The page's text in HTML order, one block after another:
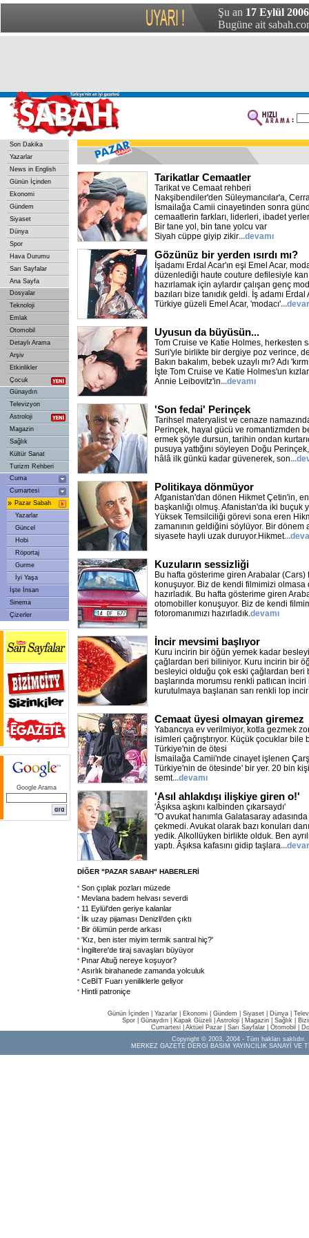
Şu an 17 Eylül
Bugüne ait
Son Dakika
Yazarlar
News in English
Günün İçinden
Ekonomi
Gündem
Siyaset
Dünya
Spor
Hava Durumu
Sarı Sayfalar
Ana Sayfa
Dosyalar
Teknoloji
Emlak
Otomobil
Detaylı Arama
Arşiv
Etkinlikler
Çocuk
Günaydın
Televizyon
Astroloji
Magazin
Sağlık
Kültür Sanat
Turizm Rehberi
Cuma
Cumartesi
» Pazar Sabah
Yazarlar
Güncel
Hobi
Röportaj
Gurme
İyi Yaşa
İşte İnsan
Sinema
Çizerler
Google Arama
Tarikatlar Cemaatler
Tarikat ve Cemaat rehberi
Nakşibendiler'den Süleymancılar'a,
İsmailağa Camii cinayetinden sonra
cemaatlerin farkları, liderleri, ibadet
Bir tane yol, bin tane yolcu var
Siyah cüppe giyip zikir...devamı
Gözünüz bir yerden ısırdı mı?
İşadamı Erdal Acar'ın eşi Emel Acar,
düzenlediği haute couture defilesiyle
hazırlamak için aylardır çalışan genç
bazıları bize tanıdık geldi. İş adamı Erdal
Türkiye güzeli Emel Acar, 'modacı'
Uyusun da büyüsün...
Tom Cruise ve Katie Holmes, herkesten
Suri'yle birlikte bir dergiye poz verince,
Bakın bakalım, bebek uzaylı mı? Adı
İşte Tom Cruise ve Katie Holmes'un
Annie Leibovitz'in...devamı
'Son fedai' Perinçek
Tarihsel materyalist ve cenaze
Perinçek, hayal gücü ve romantizmden
ermek şöyle dursun, tarihin ondan
pusuya yattığını söyleyen Doğu
hâlâ ilk günkü kadar güvenerek, son
Politikaya dönmüyor
Afganistan'dan dönen Hikmet Çetin'in,
başkanlığı olmuş. Afanistan'da iki buçuk
Yüksek Temsilciliği görevi sona eren
zamanının geldiğini söylüyor. Bir dönem
siyasete hayli uzak duruyor.Hikmet
Kuzuların sessizliği
Bu hafta gösterime giren Arabalar
konuşuyor. Biz de kendi filmimizi olmasa
hazırladık. Bu hafta gösterime giren
otomobiller konuşuyor. Biz de kendi
fotoromanımızı hazırladık.devamı
İncir mevsimi başlıyor
Kuru incirin bir öğün yemek kadar
çağlardan beri biliniyor. Kuru incirin bir
besleyici olduğu çok eski çağlardan beri
başlarında morumsu renkli patlıcan inciri
kurutulmaya başlanan sarı renkli lop incir
Cemaat üyesi olmayan giremez
Yabancıya ev verilmiyor, kotla gezmek
isimleri çağrıştırıyor. Küçük çocuklar bile
Türkiye'nin de ötesi
İsmailağa Camii'nde cinayet işlenen
Türkiye'nin de ötesinde' bir yer. 20 bin
semt...devamı
'Asıl ahlakdışı ilişkiye giren o!'
'Âşıksa aşkını kalbinden çıkarsaydı'
"O avukat hanımla Galatasaray adasında
çekmedi. Avukat olarak bazı konuları
yedik. Alkollüyken birlikte olduk. Ben
yaptı. Âşıksa kafasını gidip taşlara
DİĞER "PAZAR SABAH" HABERLERİ
Son çıplak pozları müzede
Mevlana badem helvası severdi
11 Eylül'den geriye kalanlar
İlk uzay pijaması Denizli'den çıktı
Bir ölümün perde arkası
'Kız, ben ister miyim termik santral hiç?'
İngiltere'de tiraj savaşları büyüyor
Pınar Altuğ nereye koşuyor?
Asırlık birahanede zamanda yolculuk
CeBİT Fuarı yeniliklerle geliyor
Hintli patroniçe
Günün İçinden Yazarlar Ekonomi Gündem Siyaset Dünya |
Spor
Günaydın Kapak Güzeli Astroloji Magazin Sağlık
Cumartesi| Aktüel Pazar| Sarı Sayfalar| Otomobil
Copyright © 2003, 2004 - Tüm hakları saklıdır.
MERKEZ GAZETE DERGİ BASIM YAYINCILIK SANAYİ VE